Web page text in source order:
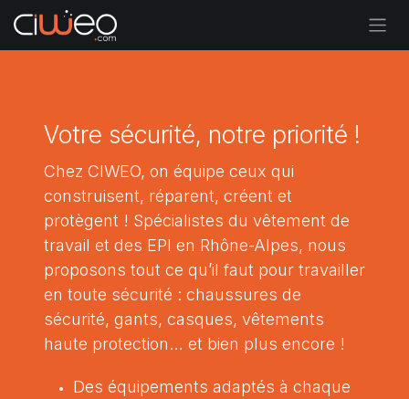
Se rendre au contenu
Votre sécurité, notre priorité !
Chez CIWEO, on équipe ceux qui
construisent, réparent, créent et
protègent ! Spécialistes du vêtement de
travail et des EPI en Rhône-Alpes, nous
proposons tout ce qu’il faut pour travailler
en toute sécurité : chaussures de
sécurité, gants, casques, vêtements
haute protection… et bien plus encore !
Des équipements adaptés à chaque